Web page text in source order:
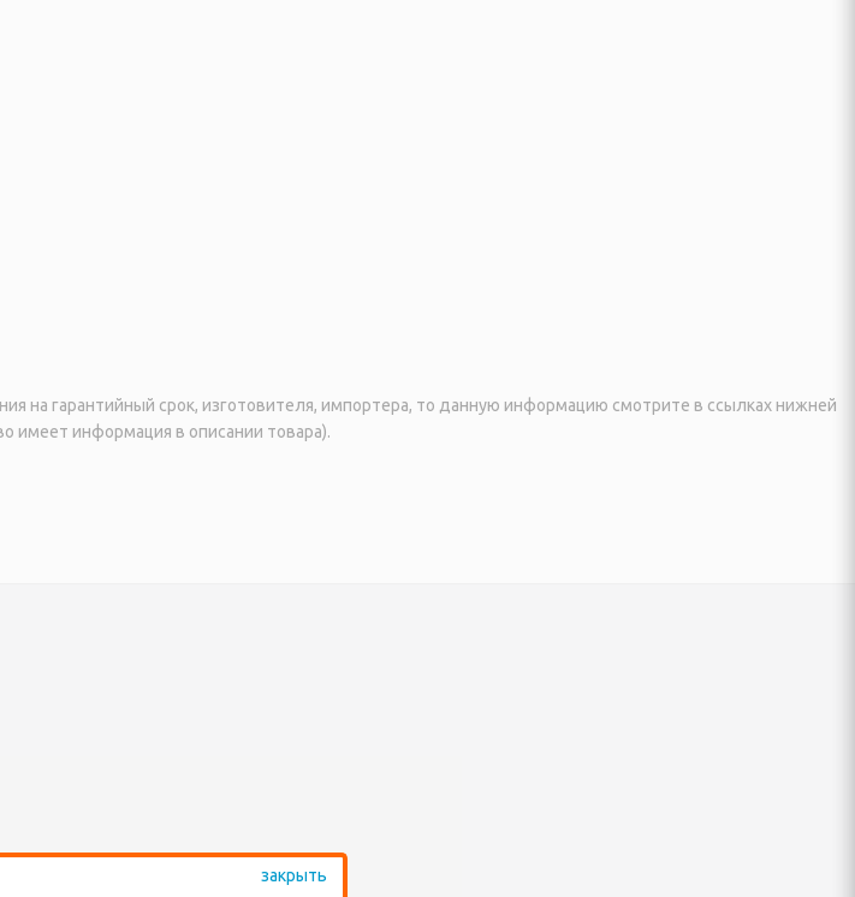
на гарантийный срок, изготовителя, импортера, то данную информацию смотрите в ссылках нижней
имеет информация в описании товара).